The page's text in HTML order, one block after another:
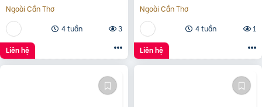
Ngoài Cần Thơ
4 tuần
3
Liên hệ
Ngoài Cần Thơ
4 tuần
1
Liên hệ